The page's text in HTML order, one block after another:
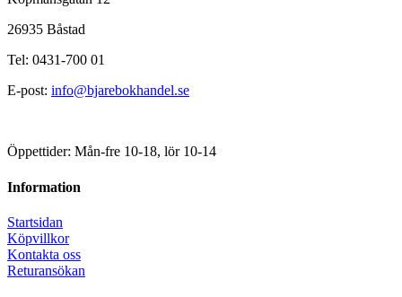
26935 Båstad
Tel: 0431-700 01
E-post: info@bjarebokhandel.se
Öppettider: Mån-fre 10-18, lör 10-14
Information
Startsidan
Köpvillkor
Kontakta oss
Returansökan